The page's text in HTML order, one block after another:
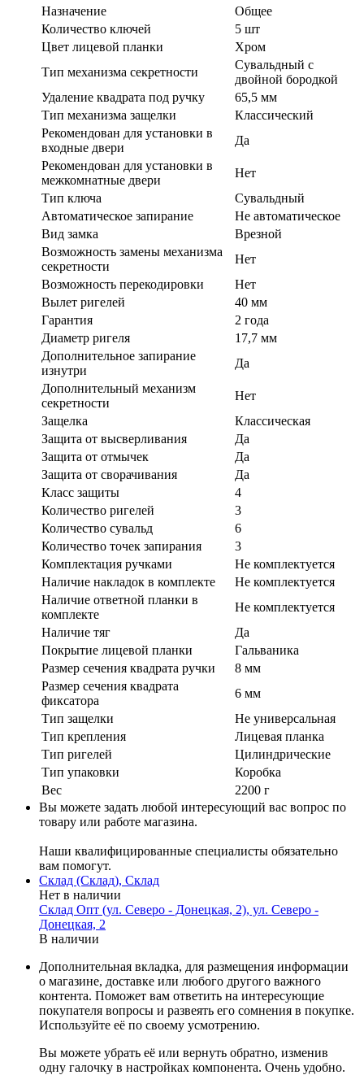
Назначение
Общее
Количество ключей
5 шт
Цвет лицевой планки
Хром
Тип механизма секретности
Сувальдный с
двойной бородкой
Удаление квадрата под ручку
65,5 мм
Тип механизма защелки
Классический
Рекомендован для установки в
входные двери
Да
Рекомендован для установки в
межкомнатные двери
Нет
Тип ключа
Сувальдный
Автоматическое запирание
Не автоматическое
Вид замка
Врезной
Возможность замены механизма
секретности
Нет
Возможность перекодировки
Нет
Вылет ригелей
40 мм
Гарантия
2 года
Диаметр ригеля
17,7 мм
Дополнительное запирание
изнутри
Да
Дополнительный механизм
секретности
Нет
Защелка
Классическая
Защита от высверливания
Да
Защита от отмычек
Да
Защита от сворачивания
Да
Класс защиты
4
Количество ригелей
3
Количество сувальд
6
Количество точек запирания
3
Комплектация ручками
Не комплектуется
Наличие накладок в комплекте
Не комплектуется
Наличие ответной планки в
комплекте
Не комплектуется
Наличие тяг
Да
Покрытие лицевой планки
Гальваника
Размер сечения квадрата ручки
8 мм
Размер сечения квадрата
фиксатора
6 мм
Тип защелки
Не универсальная
Тип крепления
Лицевая планка
Тип ригелей
Цилиндрические
Тип упаковки
Коробка
Вес
2200 г
Вы можете задать любой интересующий вас вопрос по
товару или работе магазина.
Наши квалифицированные специалисты обязательно
вам помогут.
Склад (Склад), Склад
Нет в наличии
Склад Опт (ул. Северо - Донецкая, 2), ул. Северо -
Донецкая, 2
В наличии
Дополнительная вкладка, для размещения информации
о магазине, доставке или любого другого важного
контента. Поможет вам ответить на интересующие
покупателя вопросы и развеять его сомнения в покупке.
Используйте её по своему усмотрению.
Вы можете убрать её или вернуть обратно, изменив
одну галочку в настройках компонента. Очень удобно.